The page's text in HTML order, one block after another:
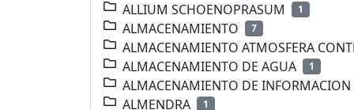
ALLIUM SCHOENOPRASUM 1
ALMACENAMIENTO 7
ALMACENAMIENTO ATMOSFERA
ALMACENAMIENTO DE AGUA 1
ALMACENAMIENTO DE INFORMACION
ALMENDRA 1